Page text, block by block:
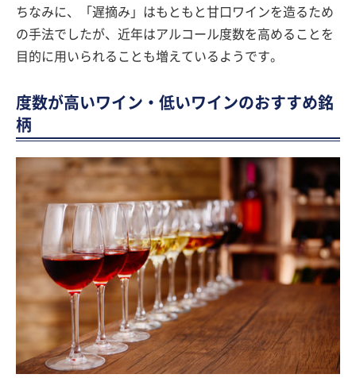
ちなみに、「遅摘み」はもともと甘口ワインを造るため
の手法でしたが、近年はアルコール度数を高めることを
目的に用いられることも増えているようです。
度数が高いワイン・低いワインのおすすめ銘
柄